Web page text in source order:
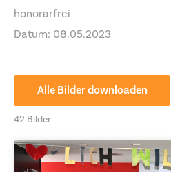
honorarfrei
Datum: 08.05.2023
Alle Bilder downloaden
42 Bilder